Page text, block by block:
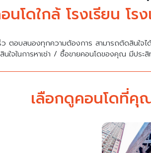
นโดใกล้ โรงเรียน โร
ตอบสนองทุกความต้องการ สามารถตัดสินใจ
นใจในการหาเช่า / ซื้อขายคอนโดของคุณ มีปร
เลือกดูคอนโดที่คุ